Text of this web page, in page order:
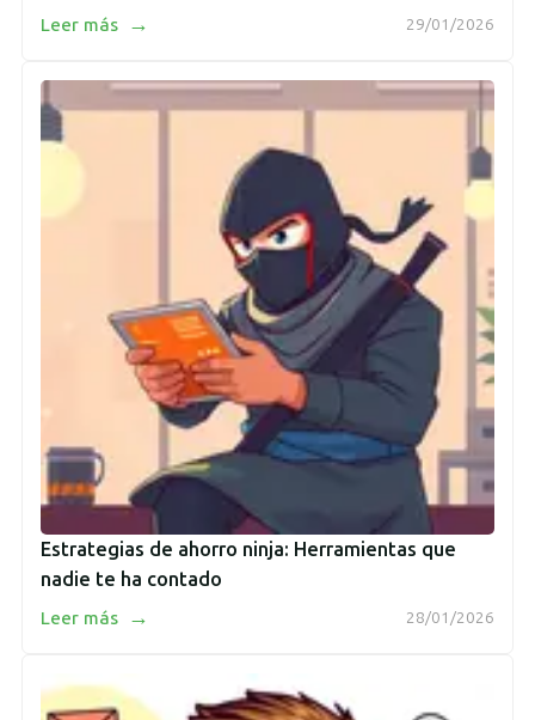
29/01/2026
Leer más →
Estrategias de ahorro ninja: Herramientas que
nadie te ha contado
28/01/2026
Leer más →